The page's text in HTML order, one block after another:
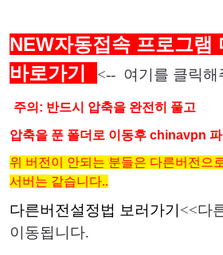
NEW자동접속 프로그램
바로가기
<-- 여기를 클릭해
주의: 반드시 압축을 완전히 풀고
압축을 푼 폴더로 이동후 chinavpn
위 버전이 안되는 분들은 다른버전으
서버는 같습니다..
다른버전설정법 보러가기 <<다
이동됩니다.